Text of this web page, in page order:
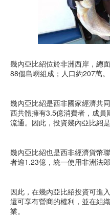
幾內亞比紹位於非洲西岸，總
88個島嶼組成；人口約207萬。
幾內亞比紹是西非國家經濟共
西共體擁有3.5億消費者，成員
流通。因此，投資幾內亞比紹
幾內亞比紹也是西非經濟貨幣
者逾1.23億，統一使用非洲法郎
因此，在幾內亞比紹投資可進
還可享有營商的權利，並在組
業。